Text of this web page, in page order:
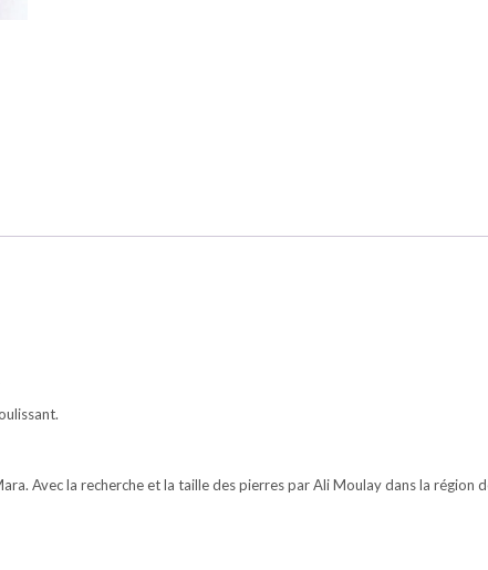
Avec la recherche et la taille des pierres par Ali Moulay dans la région